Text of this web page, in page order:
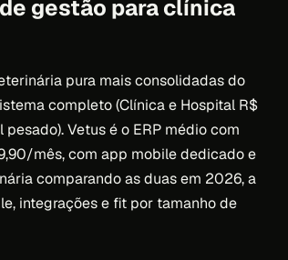
gestão para clínica
pura mais consolidadas do
completo (Clínica e Hospital R$
Vetus é o ERP médio com
mês, com app mobile dedicado e
comparando as duas em 2026, a
integrações e fit por tamanho de